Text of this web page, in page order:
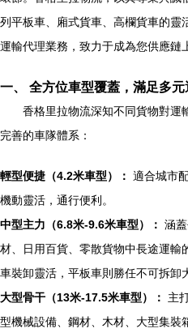
列平板車、廂式貨車、高欄貨車的靈
運輸代理業務，致力于成為您供應鏈
一、 全方位車型覆蓋，滿足多
香格里拉物流深知不同貨物對運
完善的車隊體系：
輕型便捷（4.2米車型）： 適合城市
機動靈活，通行便利。
中型主力（6.8米-9.6米車型）： 涵
材、日用百貨、零散貨物中長途運輸
車裝卸靈活，平板車則勝任不可拆卸
大型骨干（13米-17.5米車型）：
主
型機械設備、鋼材、木材、大型集裝